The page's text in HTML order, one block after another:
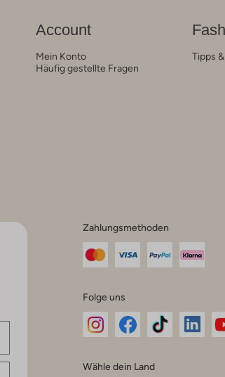
Account
Mein Konto
Häufig gestellte Fragen
Tipps
Zahlungsmethoden
Folge uns
Wähle dein Land